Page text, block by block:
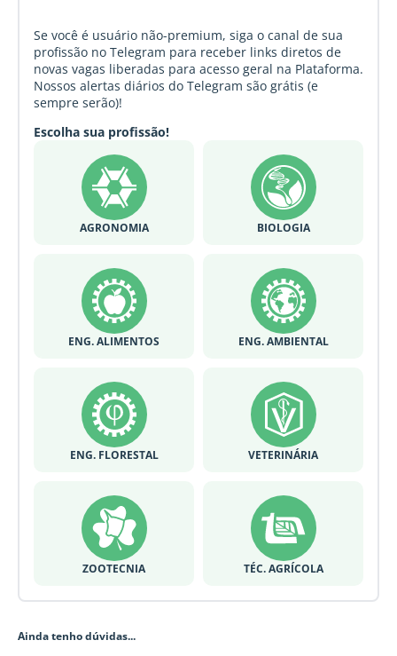
Se você é usuário não-premium, siga o canal de sua
profissão no Telegram para receber links diretos de
novas vagas liberadas para acesso geral na Plataforma.
Nossos alertas diários do Telegram são grátis (e
sempre serão)!
Escolha sua profissão!
AGRONOMIA BIOLOGIA
ENG. ALIMENTOS ENG. AMBIENTAL
ENG. FLORESTAL VETERINÁRIA
ZOOTECNIA TÉC. AGRÍCOLA
Ainda tenho dúvidas...